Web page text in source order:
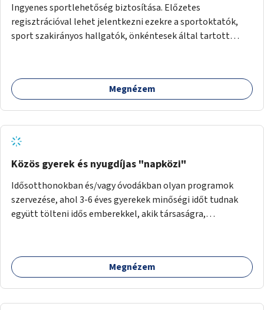
Ingyenes sportlehetőség biztosítása. Előzetes
regisztrációval lehet jelentkezni ezekre a sportoktatók,
sport szakirányos hallgatók, önkéntesek által tartott
Megnézem
Közös gyerek és nyugdíjas "napközi"
Idősotthonokban és/vagy óvodákban olyan programok
szervezése, ahol 3-6 éves gyerekek minőségi időt tudnak
együtt tölteni idős emberekkel, akik társaságra,
Megnézem